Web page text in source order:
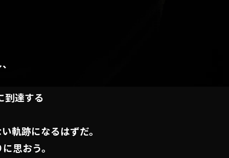
到達する
軌跡になるはずだ。
思おう。